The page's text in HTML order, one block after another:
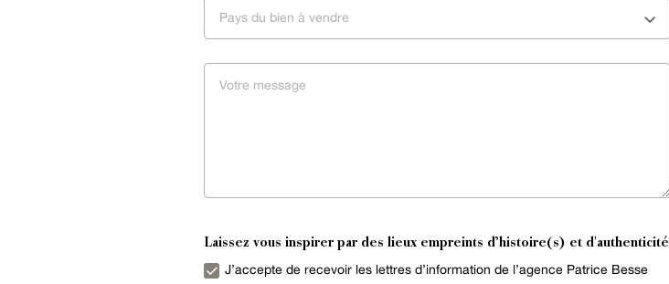
Pays du bien à vendre
Laissez vous inspirer par des lieux empreints d’histoire(s) et d'authenticité
J’accepte de recevoir les lettres d’information de l’agence Patrice Besse